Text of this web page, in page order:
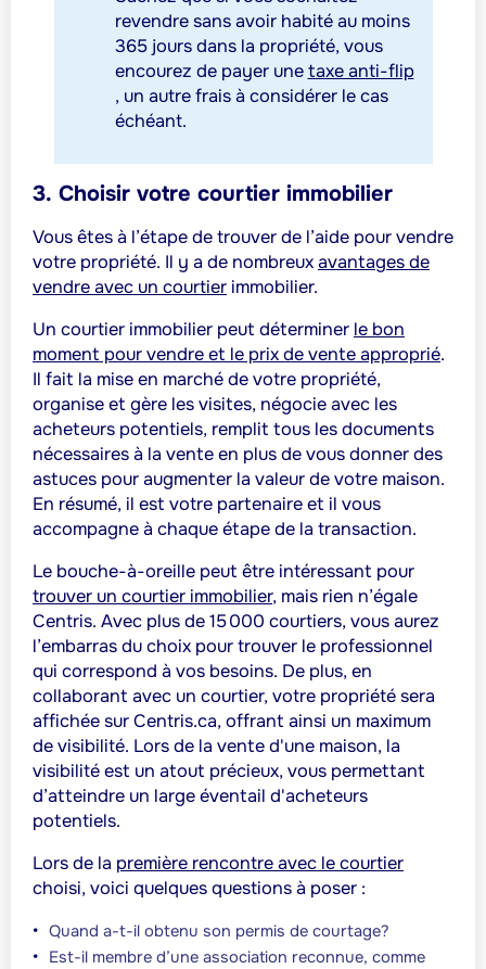
revendre sans avoir habité au moins
365 jours dans la propriété, vous
encourez de payer unetaxe anti-flip
, un autre frais à considérer le cas
échéant.
3. Choisir votre courtier immobilier
Vous êtes à l’étape de trouver de l’aide pour vendre
votre propriété. Il y a de nombreuxavantages de
vendre avec un courtier immobilier.
Un courtier immobilier peut déterminer le bon
moment pour vendre et le prix de vente approprié.
Il fait la mise en marché de votre propriété,
organise et gère les visites, négocie avec les
acheteurs potentiels, remplit tous les documents
nécessaires à la vente en plus de vous donner des
astuces pour augmenter la valeur de votre maison.
En résumé, il est votre partenaire et il vous
accompagne à chaque étape de la transaction.
Le bouche-à-oreille peut être intéressant pour
trouver un courtier immobilier, mais rien n’égale
Centris. Avec plus de 15 000 courtiers, vous aurez
l’embarras du choix pour trouver le professionnel
qui correspond à vos besoins. De plus, en
collaborant avec un courtier, votre propriété sera
affichée sur Centris.ca, offrant ainsi un maximum
de visibilité. Lors de la vente d'une maison, la
visibilité est un atout précieux, vous permettant
d’atteindre un large éventail d'acheteurs
potentiels.
Lors de la première rencontre avec le courtier
choisi, voici quelques questions à poser :
Quand a-t-il obtenu son permis de courtage?
Est-il membre d’une association reconnue, comme